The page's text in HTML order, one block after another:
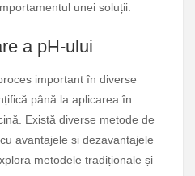
unei soluții.
a pH-ului
important în diverse
până la aplicarea în
Există diverse metode de
avantajele și dezavantajele
metodele tradiționale și